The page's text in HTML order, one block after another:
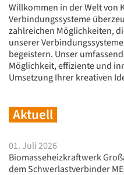
Willkommen in der Welt von
Verbindungssysteme
zahlreichen Möglichkeiten,
unserer
begeistern. Unser
Möglichkeit, effiziente und
Umsetzung Ihrer kreativen
Aktuell
01. Juli 2026
Biomasseheizkraftwerk
dem Schwerlastverbinder